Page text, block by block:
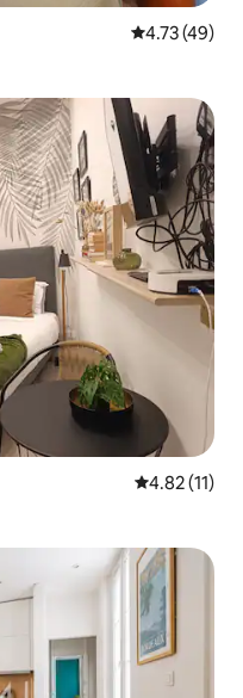
平均评分
4.73 (49)
平均评分
4.82 (11)